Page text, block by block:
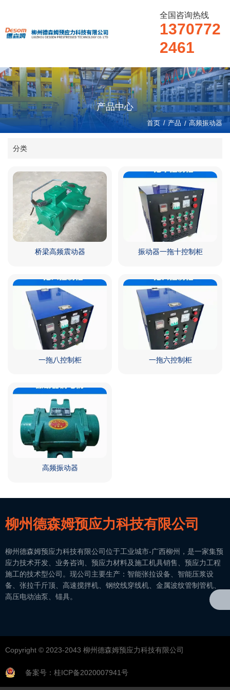
全国咨询热线
1370772
2461
产品中心
首页 / 产品 / 高频振动器
分类
桥梁高频震动器 振动器一拖十控制柜
一拖八控制柜 一拖六控制柜
高频振动器
柳州德森姆预应力科技有限公司
柳州德森姆预应力科技有限公司位于工业城市-广西柳州，是一家集预
应力技术开发、业务咨询、预应力材料及施工机具销售、预应力工程
施工的技术型公司。现公司主要生产：智能张拉设备、智能压浆设
备、张拉千斤顶、高速搅拌机、钢绞线穿线机、金属波纹管制管机、
高压电动油泵、锚具。
Copyright © 2023-2043 柳州德森姆预应力科技有限公司
备案号：桂ICP备2020007941号